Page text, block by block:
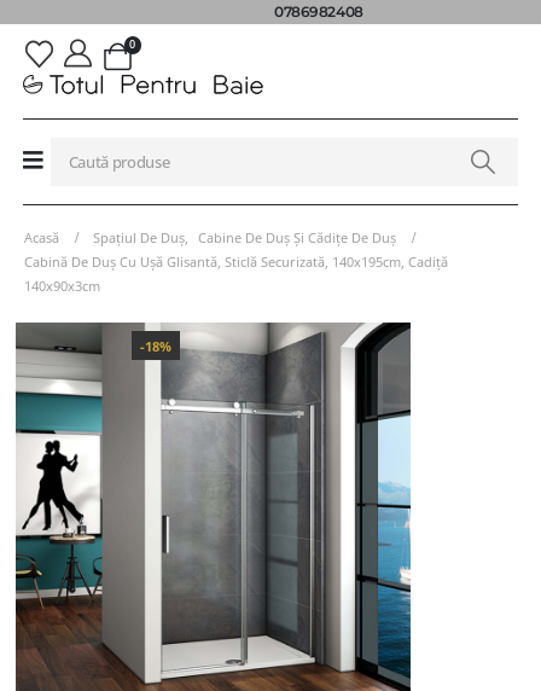
0786982408
0
Acasă Spațiul De Duș
Cabine De Duș Și Cădițe De Duș
Cabină De Duș Cu Ușă Glisantă, Sticlă Securizată, 140x195cm, Cadiță
140x90x3cm
-18%